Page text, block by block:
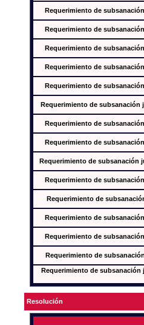
Requerimiento de
Requerimiento de
Requerimiento de
Requerimiento de
Requerimiento de
Requerimiento de subsanación
Requerimiento de
Requerimiento de
Requerimiento de subsanación
Requerimiento de
Requerimiento de
Requerimiento de
Requerimiento de
Requerimiento de
Requerimiento de
Resolución